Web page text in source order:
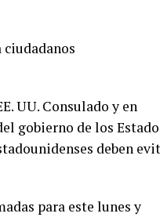
UU. Consulado y en
gobierno de los
deben
para este lunes y